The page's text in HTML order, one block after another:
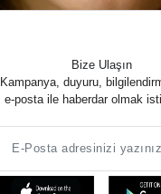
Bize Ulaşın
Kampanya, duyuru,
e-posta ile haberdar olmak